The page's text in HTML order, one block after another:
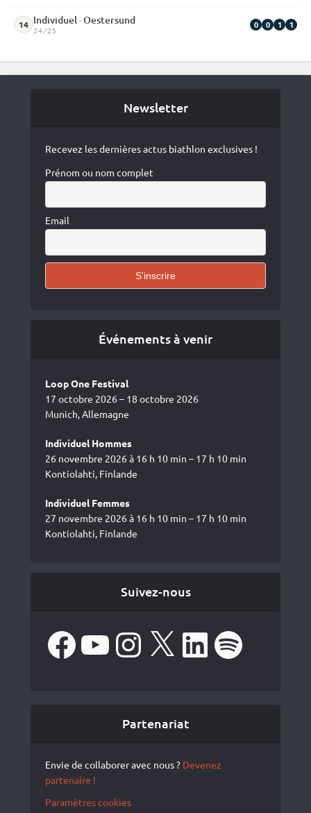
14 Individuel · Oestersund
24/25
0 0 1 1
Newsletter
Recevez les dernières actus biathlon exclusives !
Prénom ou nom complet
Email
Événements à venir
Loop One Festival
17 octobre 2026 – 18 octobre 2026
Munich, Allemagne
Individuel Hommes
26 novembre 2026 à 16 h 10 min – 17 h 10 min
Kontiolahti, Finlande
Individuel Femmes
27 novembre 2026 à 16 h 10 min – 17 h 10 min
Kontiolahti, Finlande
Suivez-nous
Facebook Instagram LinkedIn Spotify
Partenariat
Envie de collaborer avec nous ? Devenez
partenaire !
Paramètres cookies